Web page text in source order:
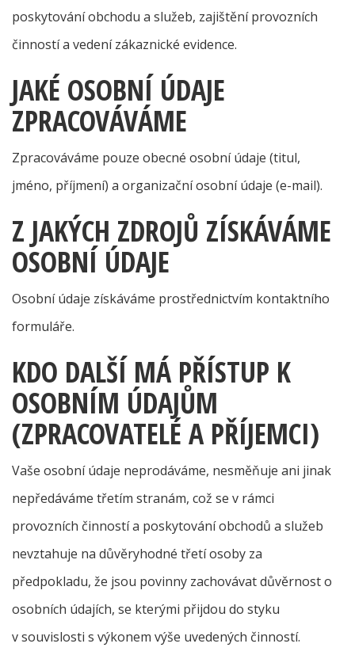
poskytování obchodu a služeb, zajištění provozních
činností a vedení zákaznické evidence.
JAKÉ OSOBNÍ ÚDAJE
ZPRACOVÁVÁME
Zpracováváme pouze obecné osobní údaje (titul,
jméno, příjmení) a organizační osobní údaje (e-mail).
Z JAKÝCH ZDROJŮ ZÍSKÁVÁME
OSOBNÍ ÚDAJE
Osobní údaje získáváme prostřednictvím kontaktního
formuláře.
KDO DALŠÍ MÁ PŘÍSTUP K
OSOBNÍM ÚDAJŮM
(ZPRACOVATELÉ A PŘÍJEMCI)
Vaše osobní údaje neprodáváme, nesměňuje ani jinak
nepředáváme třetím stranám, což se v rámci
provozních činností a poskytování obchodů a služeb
nevztahuje na důvěryhodné třetí osoby za
předpokladu, že jsou povinny zachovávat důvěrnost o
osobních údajích, se kterými přijdou do styku
v souvislosti s výkonem výše uvedených činností.